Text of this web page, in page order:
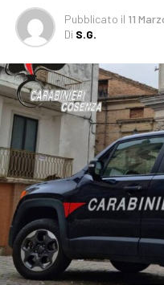
Pubblicato il 11
Di S.G.